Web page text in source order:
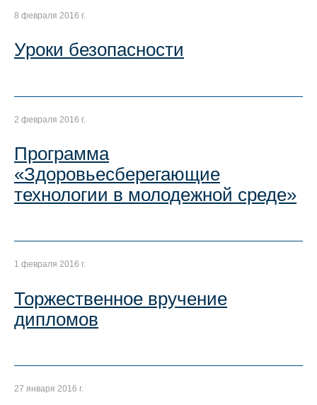
8 февраля 2016 г.
Уроки безопасности
2 февраля 2016 г.
Программа
«Здоровьесберегающие
технологии в молодежной среде»
1 февраля 2016 г.
Торжественное вручение
дипломов
27 января 2016 г.